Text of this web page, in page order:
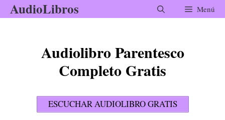
Saltar
al
AudioLibros Menú
Audiolibro Parentesco
Completo Gratis
ESCUCHAR AUDIOLIBRO GRATIS